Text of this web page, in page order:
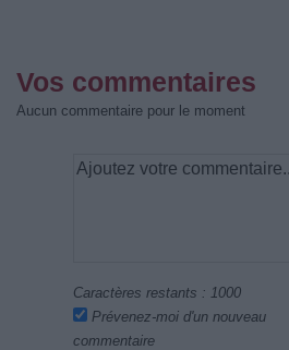
Vos commentaires
Aucun commentaire pour le moment
Caractères restants : 1000
Prévenez-moi d'un nouveau
commentaire